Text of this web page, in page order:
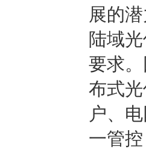
展的
陆域
要求
布式
户、
一管